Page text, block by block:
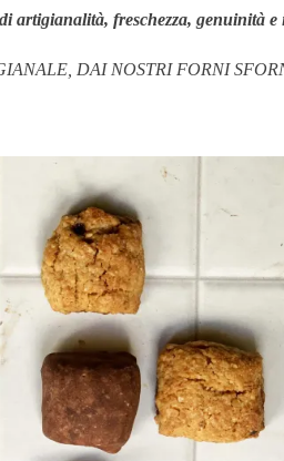
artigianalità, freschezza, genuinità
DAI NOSTRI FORNI